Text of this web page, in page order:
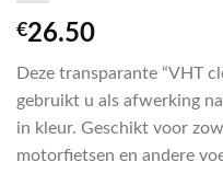
€26.50
Deze transparante “VHT
gebruikt u als afwerking
in kleur. Geschikt voor
motorfietsen en andere